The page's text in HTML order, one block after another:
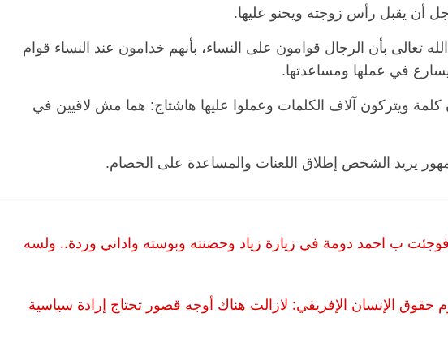
أن يقبل رأس زوجته ويحنو عليها.
تعالى بأن الرجال قوامون على النساء، بأنهم خدامون عند النساء قوام
يسارع في عملها ومساعدتها.
ويتركون آلاف الكلمات وعملوا عليها هاشتاج: هما مش لاقيين في
يريد الشخص إطلاق اللعنات والمساعدة على الخصام.
ب احمد دومة في زيارة زياد وحضنته وبوسته واداني وردة.. ولسه
حقوق الإنسان الإفريقي: لازالت هناك أوجه قصور تحتاج إرادة سياسية